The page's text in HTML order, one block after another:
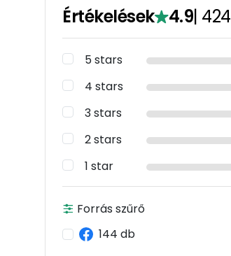
Értékelések 4.9| 424
5 stars
4 stars
3 stars
2 stars
1 star
Forrás szűrő
144 db